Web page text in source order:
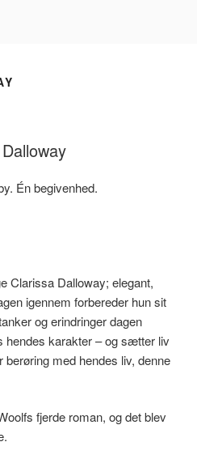
Én begivenhed.
Clarissa Dalloway; elegant,
igennem forbereder hun sit
og erindringer dagen
hendes karakter – og sætter liv
berøring med hendes liv, denne
fjerde roman, og det blev